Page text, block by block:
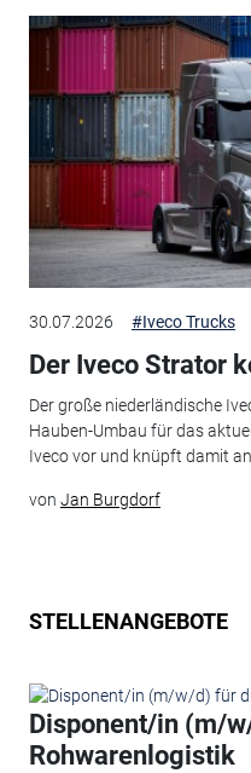
30.07.2026 #Iveco Trucks
Der Iveco Strator
Der große niederländische
Hauben-Umbau für das
Iveco vor und knüpft damit
von Jan Burgdorf
STELLENANGEBOTE
Disponent/in (m/
Rohwarenlogistik